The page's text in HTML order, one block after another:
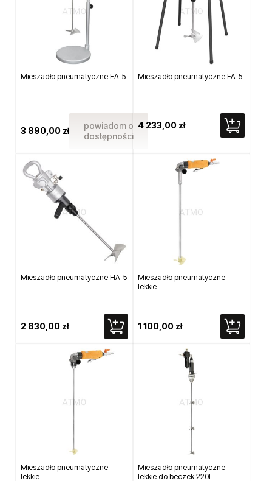
Mieszadło pneumatyczne EA-5
3 890,00 zł
powiadom o
dostępności
Mieszadło pneumatyczne FA-5
4 233,00 zł
Mieszadło pneumatyczne HA-5
2 830,00 zł
Mieszadło pneumatyczne
lekkie
1 100,00 zł
Mieszadło pneumatyczne
lekkie
Mieszadło pneumatyczne
lekkie do beczek 220l